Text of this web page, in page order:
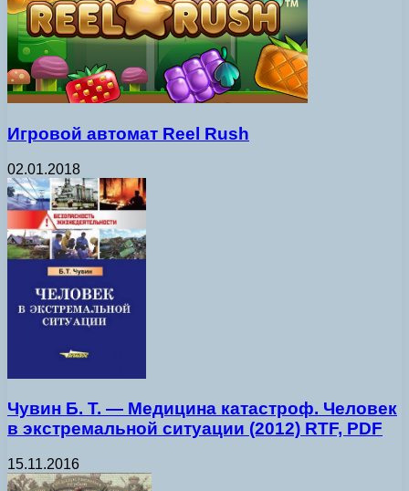
Игровой автомат Reel Rush
02.01.2018
Чувин Б. Т. — Медицина катастроф. Человек
в экстремальной ситуации (2012) RTF, PDF
15.11.2016